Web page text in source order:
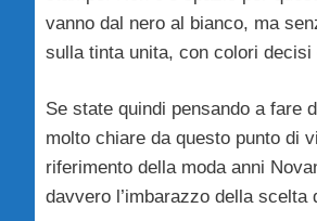
vanno dal nero al bianco, ma
sulla tinta unita, con colori
Se state quindi pensando a fare
molto chiare da questo punto di
riferimento della moda anni
davvero l’imbarazzo della scelta